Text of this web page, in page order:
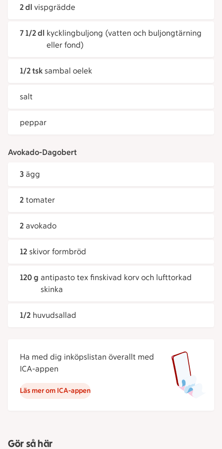
2 dl vispgrädde
7 1/2 dl kycklingbuljong (vatten och buljongtärning
eller fond)
1/2 tsk sambal oelek
salt
peppar
Avokado-Dagobert
3 ägg
2 tomater
2 avokado
12 skivor formbröd
120 g antipasto tex finskivad korv och lufttorkad
skinka
1/2 huvudsallad
Ha med dig inköpslistan överallt med
ICA-appen
Läs mer om ICA-appen
Gör så här